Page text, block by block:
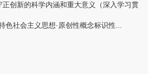
正创新的科学内涵和重大意义（深入学习贯
色社会主义思想·原创性概念标识性...